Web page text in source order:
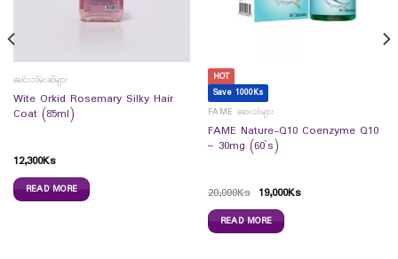
ခေါင်းလိမ်းဆီများ
Wite Orkid Rosemary Silky Hair
Coat (85ml)
12,300Ks
READ MORE
HOT
Save 1000Ks
FAME ဆေးဝါးများ
FAME Nature-Q10 Coenzyme Q10
– 30mg (60`s)
20,000Ks 19,000Ks
READ MORE